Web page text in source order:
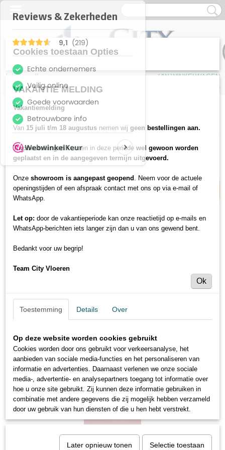
Inloggen Registreren
UW WINKELWAGEN
(0)
Home>Vloeren>Tapijten>
Output Loop & lines - 4219016 Paprika
Cookies toestaan Opties
VAKANTIE MELDING
Vakantiemelding
Van 15 juli t/m 18 augustus nemen wij geen bestellingen aan.
Trapbestellingen kunnen in deze periode wel gewoon worden
geplaatst en in de aangegeven termijn uitgevoerd.
Onze showroom is aangepast geopend . Neem voor de actuele
openingstijden of een afspraak contact met ons op via e-mail of
WhatsApp.
Let op: door de vakantieperiode kan onze reactietijd op e-mails en
WhatsApp-berichten iets langer zijn dan u van ons gewend bent.
Bedankt voor uw begrip!
Team City Vloeren
Ok
Toestemming Details Over
Op deze website worden cookies gebruikt
Cookies worden door ons gebruikt voor verkeersanalyse, het
aanbieden van sociale media-functies en het personaliseren van
informatie en advertenties. Daarnaast verlenen we onze sociale
media-, advertentie- en analysepartners toegang tot informatie over
hoe u onze site gebruikt. Zij kunnen deze informatie gebruiken in
combinatie met andere gegevens die zij mogelijk hebben verzameld
door uw gebruik van hun diensten of die u hen hebt verstrekt.
Later opnieuw tonen Selectie toestaan